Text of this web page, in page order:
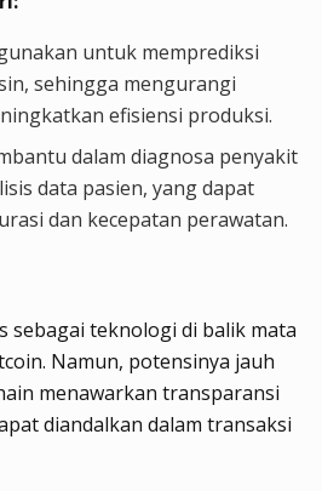
untuk memprediksi
sehingga mengurangi
efisiensi produksi.
dalam diagnosa penyakit
data pasien, yang dapat
dan kecepatan perawatan.
sebagai teknologi di balik mata
Namun, potensinya jauh
menawarkan transparansi
diandalkan dalam transaksi